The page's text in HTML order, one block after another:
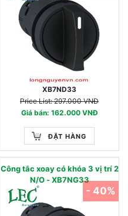
XB7ND33
Price List: 297.000 VNĐ
Giá bán: 162.000 VNĐ
ĐẶT HÀNG
Công tắc xoay có khóa 3 vị trí 2
N/O - XB7NG33
- 40%